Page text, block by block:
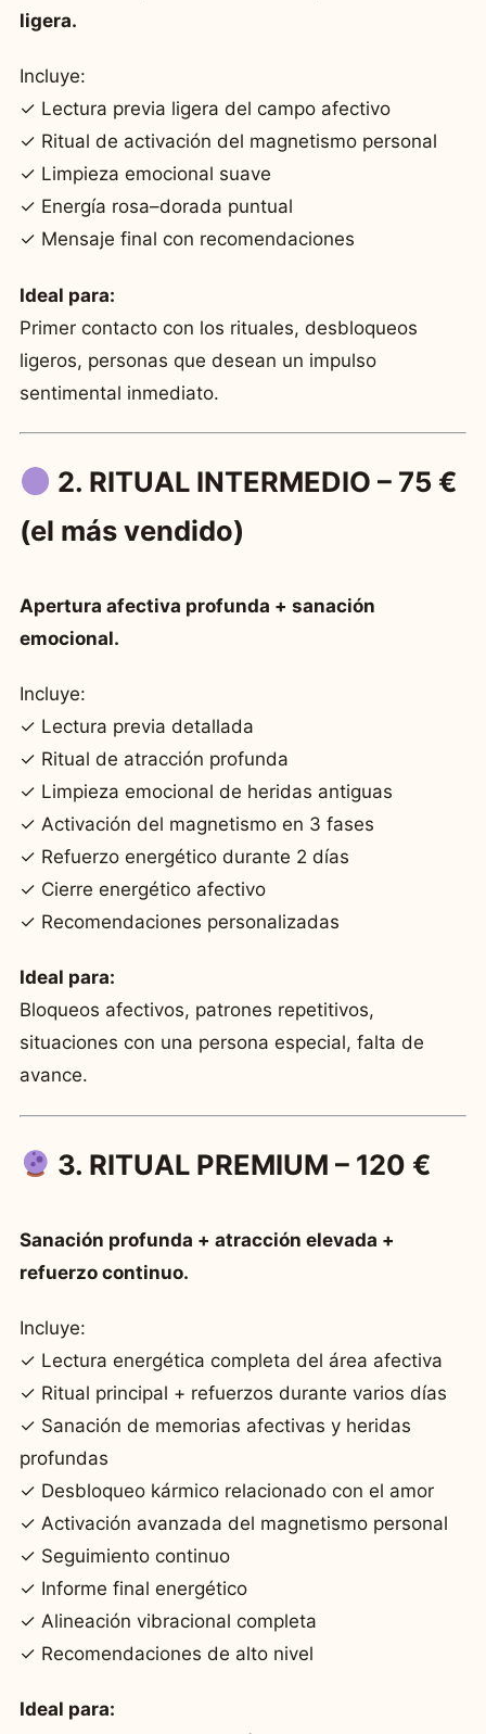
ligera.
Incluye:
✓ Lectura previa ligera del campo afectivo
✓ Ritual de activación del magnetismo personal
✓ Limpieza emocional suave
✓ Energía rosa–dorada puntual
✓ Mensaje final con recomendaciones
Ideal para:
Primer contacto con los rituales, desbloqueos
ligeros, personas que desean un impulso
sentimental inmediato.
2. RITUAL INTERMEDIO – 75 €
(el más vendido)
Apertura afectiva profunda + sanación
emocional.
Incluye:
✓ Lectura previa detallada
✓ Ritual de atracción profunda
✓ Limpieza emocional de heridas antiguas
✓ Activación del magnetismo en 3 fases
✓ Refuerzo energético durante 2 días
✓ Cierre energético afectivo
✓ Recomendaciones personalizadas
Ideal para:
Bloqueos afectivos, patrones repetitivos,
situaciones con una persona especial, falta de
avance.
3. RITUAL PREMIUM – 120 €
Sanación profunda + atracción elevada +
refuerzo continuo.
Incluye:
✓ Lectura energética completa del área afectiva
✓ Ritual principal + refuerzos durante varios días
✓ Sanación de memorias afectivas y heridas
profundas
✓ Desbloqueo kármico relacionado con el amor
✓ Activación avanzada del magnetismo personal
✓ Seguimiento continuo
✓ Informe final energético
✓ Alineación vibracional completa
✓ Recomendaciones de alto nivel
Ideal para: